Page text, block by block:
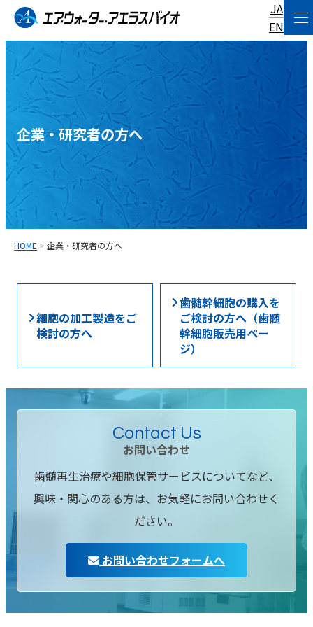
コ
ン
テ
ン
へ
ス
キ
ッ
プ
EN
JA
企業・研究者の方へ
HOME >企業・研究者の方へ
細胞の加工製造をご
検討の方へ
歯髄幹細胞の購入を
ご検討の方へ（歯髄
幹細胞販売用ペー
ジ）
Contact Us
お問い合わせ
歯髄再生治療や細胞保管サービスについてなど、
興味・関心のある方は、お気軽にお問い合わせく
ださい。
お問い合わせフォームへ